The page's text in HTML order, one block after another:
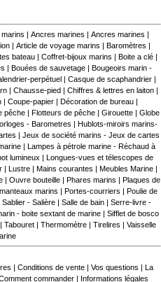
Ancres marines Ancres marines
| Article de voyage marins Baromètres
bateau Coffret-bijoux marins Boite a clé
Bouées de sauvetage
Bougeoirs marin -
perpétuel Casque de scaphandrier|
| Chausse-pied Chiffres & lettres en laiton|
Coupe-papier Décoration de bureau
pêche| Flotteurs de pêche| Girouette| Globe
- Barometres
Hublots-miroirs marins-
Jeux de société marins - Jeux de cartes
Lampes à pétrole marine - Réchaud à
lumineux
Longues-vues et télescopes de
Lustre Mains courantes Meubles Marine
Ouvre bouteille Phares marins
Plaques de
marins Portes-courriers
Poulie de
Sablier - Salière Salle de bain
Serre-livre -
- boite sextant de marine
Sifflet de bosco
Tabouret| Thermomètre| Tirelires
Vaisselle
Conditions de vente Vos questions
La
commander Informations légales